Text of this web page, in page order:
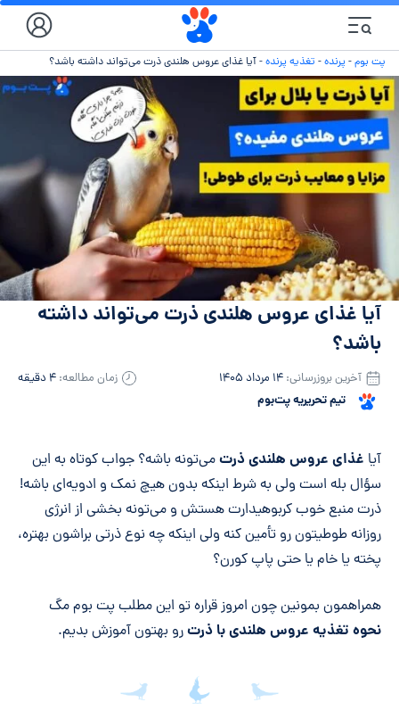
پت بوم- پرنده- تغذیه پرنده-آیا غذای عروس هلندی ذرت می‌تواند داشته باشد؟
آیا غذای عروس هلندی ذرت می‌تواند داشته
باشد؟
تیم تحریریه پت‌بوم
آخرین بروزرسانی: ۱۴ مرداد ۱۴۰۵ زمان مطالعه: ۴ دقیقه
خلاصه مقاله
آیا غذای عروس هلندی ذرتمی‌تونه باشه؟ جواب کوتاه به این
سؤال بله است ولی به شرط اینکه بدون هیچ نمک و ادویه‌ای باشه!
ذرت منبع خوب کربوهیدارت هستش و می‌تونه بخشی از انرژی
روزانه طوطیتون رو تأمین کنه ولی اینکه چه نوع ذرتی براشون بهتره،
پخته یا خام یا حتی پاپ کورن؟
همراهمون بمونین چون امروز قراره تو این مطلب پت بوم مگ
نحوه تغذیه عروس هلندی با ذرترو بهتون آموزش بدیم.